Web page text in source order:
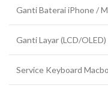
Ganti Baterai iPhone /
Ganti Layar (LCD/
Service Keyboard